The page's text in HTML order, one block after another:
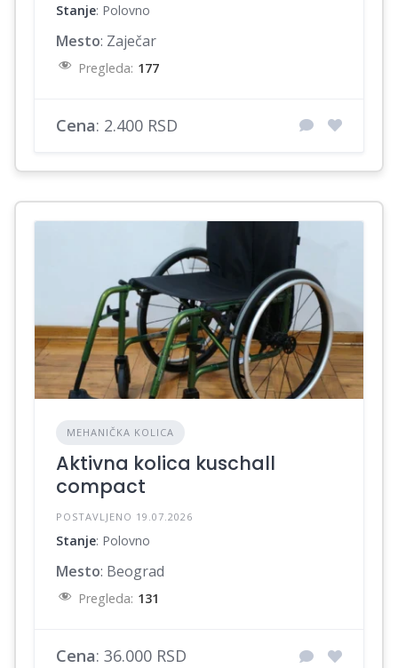
Stanje: Polovno
Mesto: Zaječar
Pregleda: 177
Cena: 2.400 RSD
MEHANIČKA KOLICA
Aktivna kolica kuschall
compact
POSTAVLJENO 19.07.2026
Stanje: Polovno
Mesto: Beograd
Pregleda: 131
Cena: 36.000 RSD